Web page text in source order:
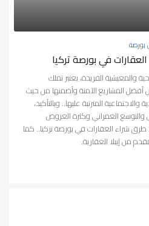
في بورصة تركيا
والمعيشية الفريدة، يعتبر تملك
أفضل المشاريع الآمنة وأضمنها من حيث
المترتبة عليها.. وبالتأكيد،
والتوسع العمراني وكثرة العروض
طرق شراء العقارات في بورصة تركيا.. كما
من إيبلا العقارية.